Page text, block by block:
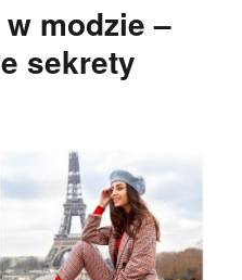
modzie –
sekrety